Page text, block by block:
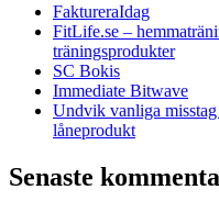
FaktureraIdag
FitLife.se –
träningsprodukter
SC Bokis
Immediate Bitwave
Undvik vanliga
låneprodukt
Senaste